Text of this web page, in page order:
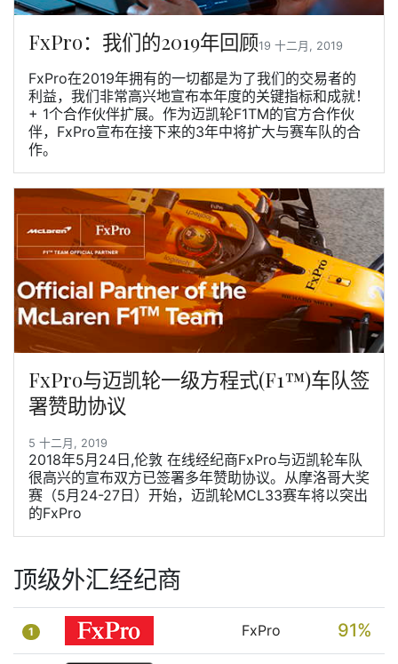
FxPro：我们的2019年回顾19 十二月, 2019
FxPro在2019年拥有的一切都是为了我们的交易者的
利益，我们非常高兴地宣布本年度的关键指标和成就！
+ 1个合作伙伴扩展。作为迈凯轮F1TM的官方合作伙
伴，FxPro宣布在接下来的3年中将扩大与赛车队的合
作。
FxPro与迈凯轮一级方程式(F1™)车队签
署赞助协议
5 十二月, 2019
2018年5月24日,伦敦 在线经纪商FxPro与迈凯轮车队
很高兴的宣布双方已签署多年赞助协议。从摩洛哥大奖
赛（5月24-27日）开始，迈凯轮MCL33赛车将以突出
的FxPro
顶级外汇经纪商
1 FxPro 91%